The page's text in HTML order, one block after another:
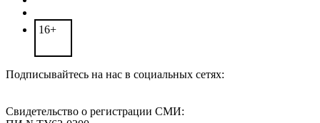
16+
Подписывайтесь на нас в социальных сетях:
Свидетельство о регистрации СМИ: